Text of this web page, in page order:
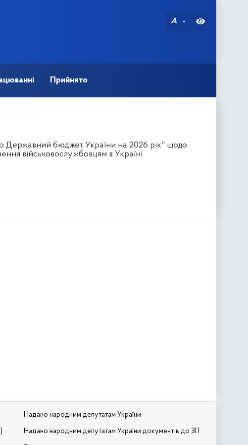
A
Прийнято
Державний бюджет України на 2026 рік" щодо
військовослужбовцям в Україні
Надано народним депутатам України
Надано народним депутатам України документів до ЗП